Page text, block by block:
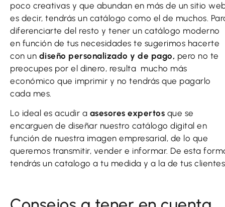
poco creativas y que abundan en más de un sitio
es decir, tendrás un catálogo como el de muchos.
diferenciarte del resto y tener un catálogo moderno
en función de tus necesidades te sugerimos hacerte
con un diseño personalizado y de pago, pero no te
preocupes por el dinero, resulta mucho más
económico que imprimir y no tendrás que pagarlo
cada mes.
Lo ideal es acudir a asesores expertos que se
encarguen de diseñar nuestro catálogo digital en
función de nuestra imagen empresarial, de lo que
queremos transmitir, vender e informar. De esta
tendrás un catalogo a tu medida y a la de tus